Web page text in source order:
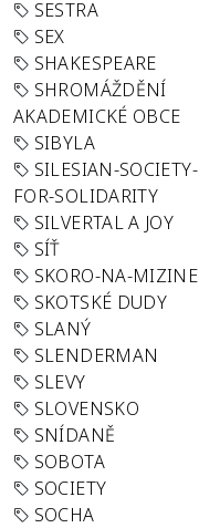
SESTRA
SEX
SHAKESPEARE
SHROMÁŽDĚNÍ
AKADEMICKÉ OBCE
SIBYLA
SILESIAN-SOCIETY-
FOR-SOLIDARITY
SILVERTAL A JOY
SÍŤ
SKORO-NA-MIZINE
SKOTSKÉ DUDY
SLANÝ
SLENDERMAN
SLEVY
SLOVENSKO
SNÍDANĚ
SOBOTA
SOCIETY
SOCHA